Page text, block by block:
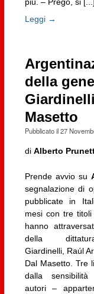
Leggi →
della
Masetto
Pubblicato il27
di Alberto
Prende avvio su
segnalazione di
pubblicate in
mesi con tre
hanno
della
Giardinelli, Raúl
Dal Masetto. Tre
dalla
autori –